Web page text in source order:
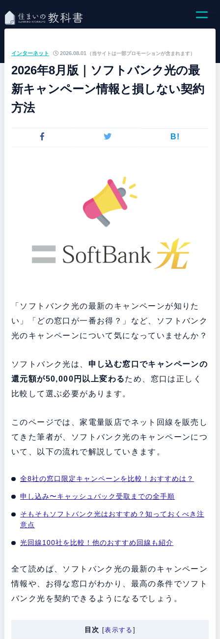
（当サイトは一部プロモーションが含まれます）
インターネット 2026.08.01
2026年8月版｜ソフトバンク光の最
新キャンペーン情報と損しない契約
方法
B!
「ソフトバンク光の最新のキャンペーンが知りた
い」「どの窓口が一番お得？」など、ソフトバンク
光のキャンペーンについて気になっていませんか？
ソフトバンク光は、 申し込む窓口でキャンペーンの
還元額が50,000円以上変わるため、窓口は正しく
比較して選ぶ必要があります。
このページでは、家電量販店でネット回線を販売し
てきた筆者が、ソフトバンク光のキャンペーンにつ
いて、以下の流れで解説していきます。
全8社の窓口限定キャンペーンを比較！おすすめは？
申し込み〜キャッシュバック受取までの全手順
そもそもソフトバンク光はおすすめ？知っておくべき注
意点
光回線100社を比較！他のおすすめ回線も紹介
全て読めば、ソフトバンク光の最新のキャンペーン
情報や、お得な窓口がわかり、最高の条件でソフト
バンク光を契約できるようになるでしょう。
目次 [表示する ]